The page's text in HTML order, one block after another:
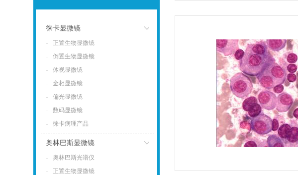
徕卡显微镜
正置生物显微镜
倒置生物显微镜
体视显微镜
金相显微镜
偏光显微镜
数码显微镜
徕卡病理产品
奥林巴斯显微镜
奥林巴斯光谱仪
正置生物显微镜